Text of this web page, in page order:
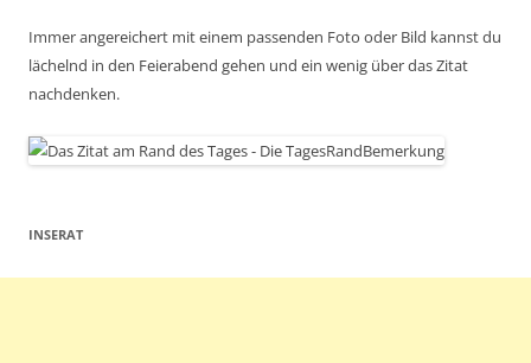
Immer angereichert mit einem passenden Foto oder Bild kannst du
lächelnd in den Feierabend gehen und ein wenig über das Zitat
nachdenken.
INSERAT